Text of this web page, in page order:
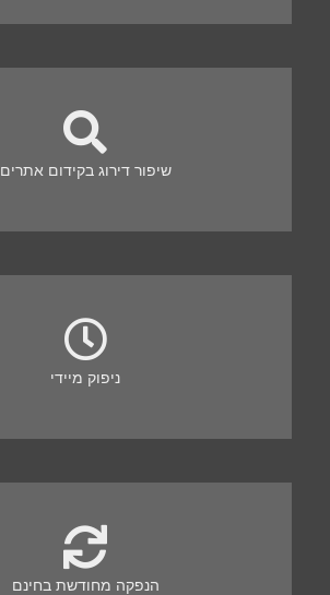
שיפור דירוג בקידום אתרים
ניפוק מיידי
הנפקה מחודשת בחינם